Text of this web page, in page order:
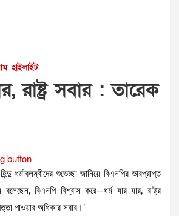
হাইলাইট
রাষ্ট্র সবার : তারেক
ধর্মাবলম্বীদের শুভেচ্ছা জানিয়ে বিএনপির ভারপ্রাপ্ত
বলেছেন, বিএনপি বিশ্বাস করে—ধর্ম যার যার, রাষ্ট্র
পাওয়ার অধিকার সবার।’